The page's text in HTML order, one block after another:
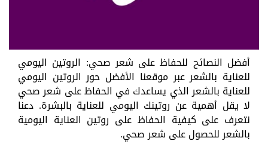
أفضل النصائح للحفاظ على شعر صحي: الروتين اليومي
للعناية بالشعر عبر موقعنا الأفضل حور الروتين اليومي
للعناية بالشعر الذي يساعدك في الحفاظ على شعر صحي
لا يقل أهمية عن روتينك اليومي للعناية بالبشرة. دعنا
نتعرف على كيفية الحفاظ على روتين العناية اليومية
بالشعر للحصول على شعر صحي.